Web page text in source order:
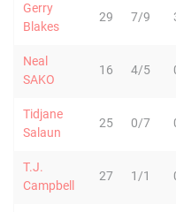
Gerry
Blakes
29 7/9
Neal
SAKO
16 4/5
Tidjane
Salaun
25 0/7
T.J.
Campbell
27 1/1